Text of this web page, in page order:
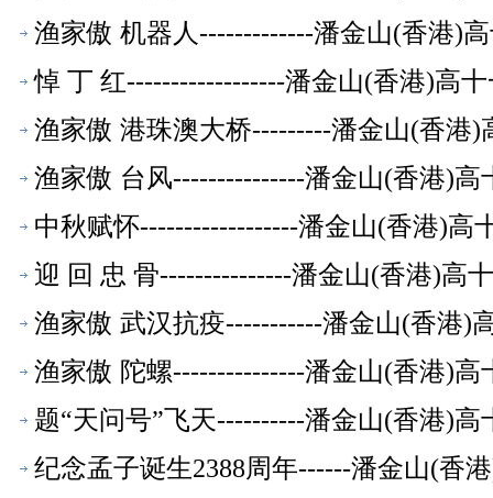
渔家傲 机器人-------------潘金山(香港)
悼 丁 红------------------潘金山(香港)高
渔家傲 港珠澳大桥---------潘金山(香港)
渔家傲 台风---------------潘金山(香港)高
中秋赋怀------------------潘金山(香港)高
迎 回 忠 骨---------------潘金山(香港)高
渔家傲 武汉抗疫-----------潘金山(香港)
渔家傲 陀螺---------------潘金山(香港)高
题“天问号”飞天----------潘金山(香港)
纪念孟子诞生2388周年------潘金山(香